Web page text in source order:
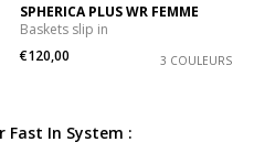
SPHERICA PLUS WR FEMME
Baskets slip in
€120,00
3 COULEURS
Fast In System :